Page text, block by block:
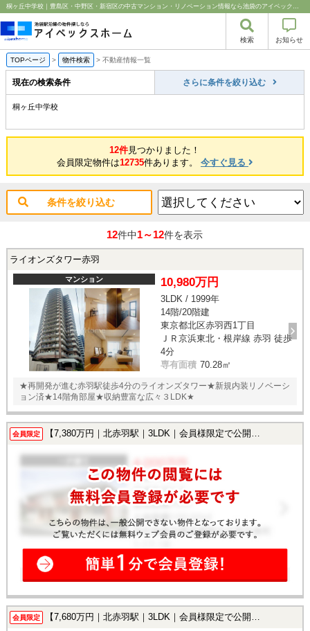
桐ヶ丘中学校｜豊島区・中野区・新宿区の中古マンション・リノベーション情報なら池袋のアイベックスホーム！
検索 お知らせ
TOPページ > 物件検索 > 不動産情報一覧
現在の検索条件 さらに条件を絞り込む
桐ヶ丘中学校
12件見つかりました！
会員限定物件は12735件あります。 今すぐ見る
条件を絞り込む
12件中1～12件を表示
ライオンズタワー赤羽
マンション 10,980万円
3LDK / 1999年
14階/20階建
東京都北区赤羽西1丁目
ＪＲ京浜東北・根岸線 赤羽 徒歩
4分
専有面積 70.28㎡
★再開発が進む赤羽駅徒歩4分のライオンズタワー★新規内装リノベーシ
ョン済★14階角部屋★収納豊富な広々３LDK★
会員限定 【7,380万円｜北赤羽駅｜3LDK｜会員様限定で公開中！】
会員限定 【7,680万円｜北赤羽駅｜3LDK｜会員様限定で公開中！】